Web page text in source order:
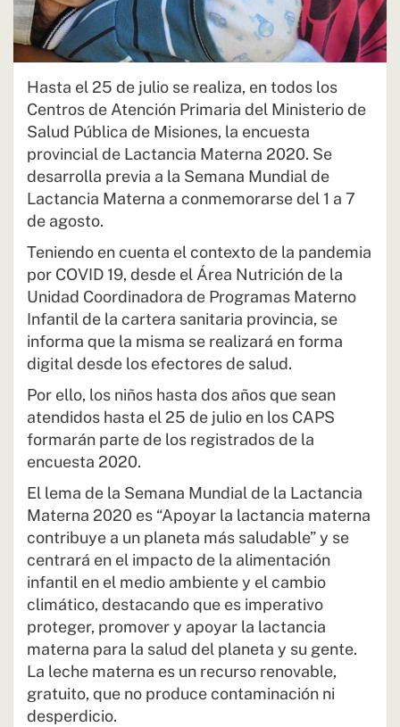
Hasta el 25 de julio se realiza, en todos los
Centros de Atención Primaria del Ministerio de
Salud Pública de Misiones, la encuesta
provincial de Lactancia Materna 2020. Se
desarrolla previa a la Semana Mundial de
Lactancia Materna a conmemorarse del 1 a 7
de agosto.
Teniendo en cuenta el contexto de la pandemia
por COVID 19, desde el Área Nutrición de la
Unidad Coordinadora de Programas Materno
Infantil de la cartera sanitaria provincia, se
informa que la misma se realizará en forma
digital desde los efectores de salud.
Por ello, los niños hasta dos años que sean
atendidos hasta el 25 de julio en los CAPS
formarán parte de los registrados de la
encuesta 2020.
El lema de la Semana Mundial de la Lactancia
Materna 2020 es “Apoyar la lactancia materna
contribuye a un planeta más saludable” y se
centrará en el impacto de la alimentación
infantil en el medio ambiente y el cambio
climático, destacando que es imperativo
proteger, promover y apoyar la lactancia
materna para la salud del planeta y su gente.
La leche materna es un recurso renovable,
gratuito, que no produce contaminación ni
desperdicio.